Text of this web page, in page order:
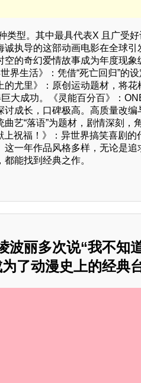
类型。其中最具代表X 且广受
执导的这部动画电影在全球引
的奇幻爱情故事成为年度现象
界生活》：凭借“死亡回归”的
尤里》：原创运动题材，将花
大成功。《灵能百分百》：
成长，口碑极高。高质量改编
艺“落语”为题材，剧情深刻，
祝福！》：异世界搞笑喜剧的
一年作品风格多样，无论是追
能找到经典之作。
波丽多次说“我不知
了动漫史上的经典